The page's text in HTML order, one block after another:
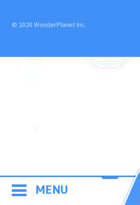
MENU
© 2020 WonderPlanet Inc.